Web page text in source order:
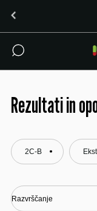
Rezultati in
2C-B